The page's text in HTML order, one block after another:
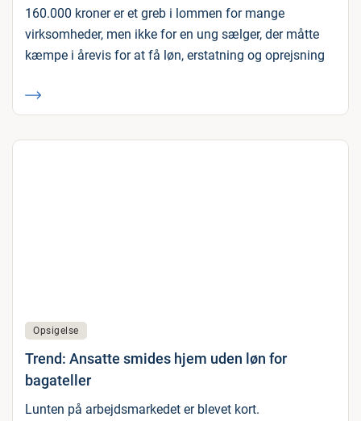
160.000 kroner er et greb i lommen for mange
virksomheder, men ikke for en ung sælger, der måtte
kæmpe i årevis for at få løn, erstatning og oprejsning
Opsigelse
Trend: Ansatte smides hjem uden løn for
bagateller
Lunten på arbejdsmarkedet er blevet kort.